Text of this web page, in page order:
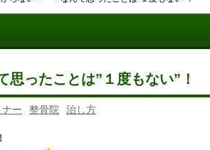
ったことは”１度もない”！
ナー 整骨院 治し方